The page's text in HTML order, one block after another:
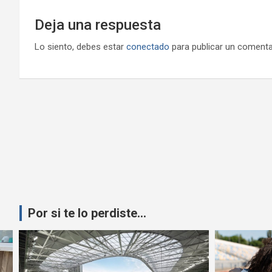
Deja una respuesta
Lo siento, debes estar conectado para publicar un
Por si te lo perdiste...